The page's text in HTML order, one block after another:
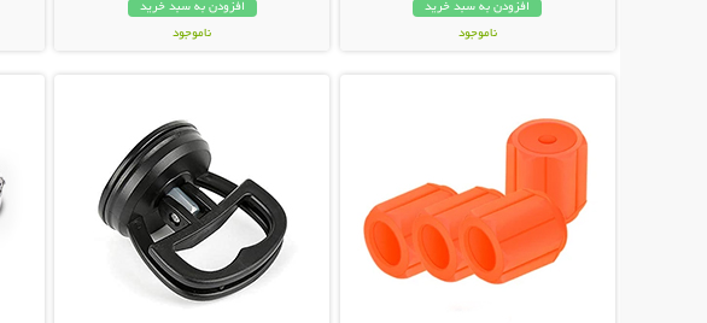
افزودن به سبد خرید
ناموجود
افزودن به سبد خرید
ناموجود